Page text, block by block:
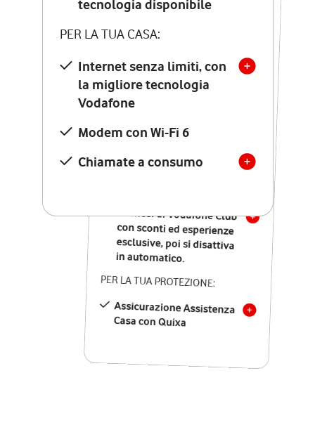
tecnologia disponibile
PER LA TUA CASA:
Internet senza limiti, con
la migliore tecnologia
Vodafone
Modem con Wi-Fi 6
Chiamate a consumo
tecnologia disponibile
PER LA TUA CASA:
Internet senza limiti, con
la migliore tecnologia
Vodafone
Modem Seven con Wi-Fi 7
Chiamate illimitate verso
numeri fissi e mobili
nazionali
12 mesi di Vodafone Club
con sconti ed esperienze
esclusive, poi si disattiva
in automatico.
PER LA TUA PROTEZIONE:
Assicurazione Assistenza
Casa con Quixa